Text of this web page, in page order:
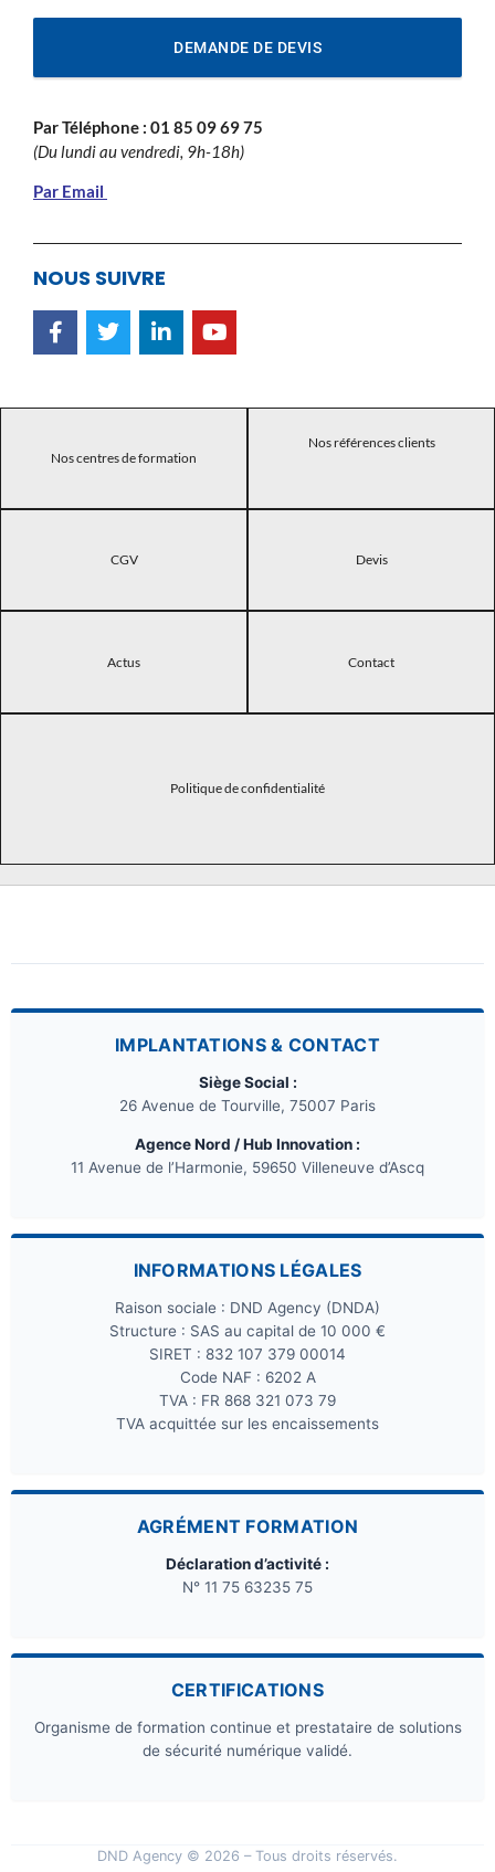
DEMANDE DE DEVIS
Par Téléphone : 01 85 09 69 75
(Du lundi au vendredi, 9h-18h)
Par Email
NOUS SUIVRE
Nos centres de formation
Nos références clients
CGV Devis
Actus Contact
Politique de confidentialité
IMPLANTATIONS & CONTACT
Siège Social :
26 Avenue de Tourville, 75007 Paris
Agence Nord / Hub Innovation :
11 Avenue de l’Harmonie, 59650 Villeneuve d’Ascq
INFORMATIONS LÉGALES
Raison sociale : DND Agency (DNDA)
Structure : SAS au capital de 10 000 €
SIRET : 832 107 379 00014
Code NAF : 6202 A
TVA : FR 868 321 073 79
TVA acquittée sur les encaissements
AGRÉMENT FORMATION
Déclaration d’activité :
N° 11 75 63235 75
CERTIFICATIONS
Organisme de formation continue et prestataire de solutions
de sécurité numérique validé.
DND Agency © 2026 – Tous droits réservés.